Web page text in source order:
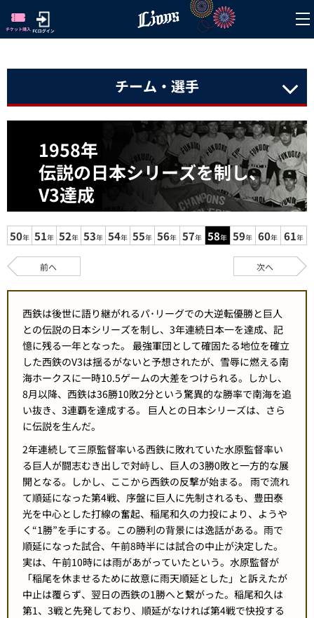
チーム・選手
1958年
伝説の日本シリーズを制し、
V3達成
50年 51年 52年 53年 54年 55年 56年 57年 58年 59年 60年 61年
前へ 次へ
西鉄は後世に語り継がれるパ･リーグでの大逆転優勝と巨人
との伝説の日本シリーズを制し、3年連続日本一を達成、記
憶に残る一年となった。 最強軍団として確固たる地位を確立
した西鉄のV3は揺るがないと予想されたが、雪辱に燃える南
海ホークスに一時10.5ゲームの大差をつけられる。しかし、
8月以降、西鉄は36勝10敗2分という驚異的な勝率で南海を追
い抜き、3連覇を達成する。 巨人との日本シリーズは、さら
に伝説を生んだ。
2年連続して三原監督率いる西鉄に敗れていた水原監督率い
る巨人が闘志むき出しで対峙し、巨人の3勝0敗と一方的な展
開となる。しかし、ここから西鉄の反撃が始まる。 雨で流れ
て順延になった第4戦、序盤に巨人に先制されるも、豊田泰
光を中心とした打線の奮起、稲尾和久の力投により、ようや
く“1勝”を手にする。この勝利の背景には逸話がある。雨で
順延になった試合、午前8時半には試合の中止が決定した。
実は、午前10時には雨があがっていたという。水原監督が
「稲尾を休ませるために故意に雨天順延とした」と訴えたが
中止は覆らず、翌日の西鉄の1勝へと繋がった。稲尾和久は
第1、3戦と先発しており、順延がなければ第4戦で快投する